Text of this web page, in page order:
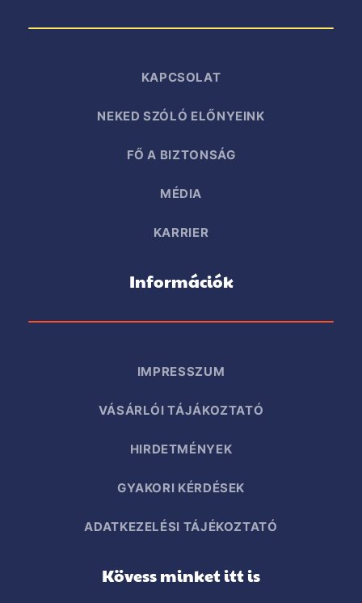
KAPCSOLAT
NEKED SZÓLÓ ELŐNYEINK
FŐ A BIZTONSÁG
MÉDIA
KARRIER
Információk
IMPRESSZUM
VÁSÁRLÓI TÁJÁKOZTATÓ
HIRDETMÉNYEK
GYAKORI KÉRDÉSEK
ADATKEZELÉSI TÁJÉKOZTATÓ
Kövess minket itt is